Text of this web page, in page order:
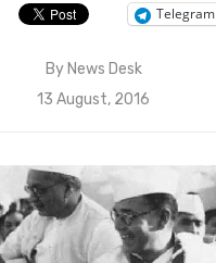
Telegram
By News Desk
Posted
13 August, 2016